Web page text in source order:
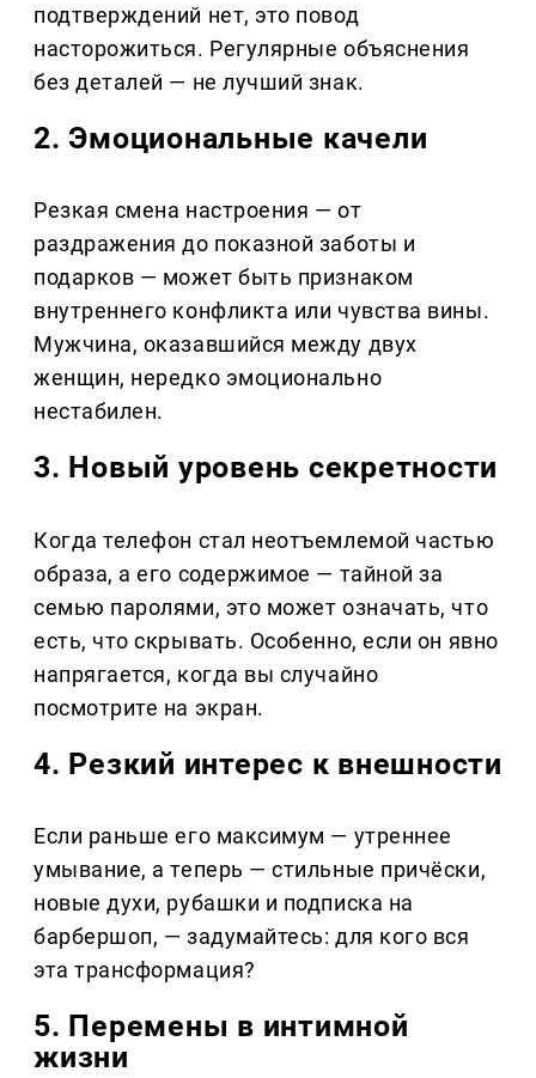
подтверждений нет, это повод
насторожиться. Регулярные объяснения
без деталей — не лучший знак.
2. Эмоциональные качели
Резкая смена настроения — от
раздражения до показной заботы и
подарков — может быть признаком
внутреннего конфликта или чувства вины.
Мужчина, оказавшийся между двух
женщин, нередко эмоционально
нестабилен.
3. Новый уровень секретности
Когда телефон стал неотъемлемой частью
образа, а его содержимое — тайной за
семью паролями, это может означать, что
есть, что скрывать. Особенно, если он явно
напрягается, когда вы случайно
посмотрите на экран.
4. Резкий интерес к внешности
Если раньше его максимум — утреннее
умывание, а теперь — стильные причёски,
новые духи, рубашки и подписка на
барбершоп, — задумайтесь: для кого вся
эта трансформация?
5. Перемены в интимной
жизни